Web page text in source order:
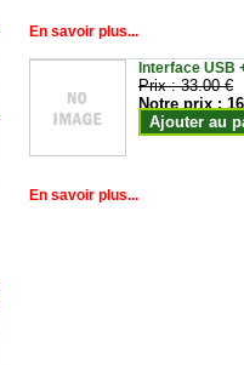
En savoir plus...
Interface USB
Prix :33.00 €
Notre prix :
Ajouter au
En savoir plus...